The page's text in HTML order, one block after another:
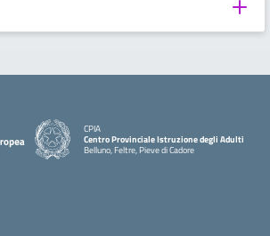
CPIA
Centro Provinciale Istruzione degli Adulti
Belluno, Feltre, Pieve di Cadore